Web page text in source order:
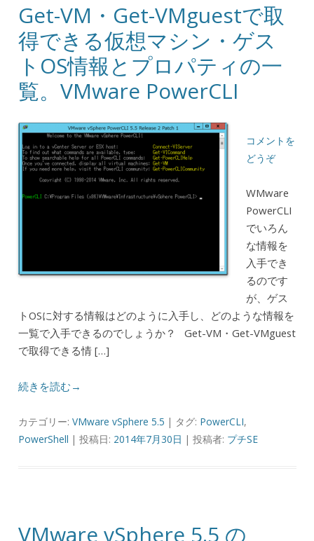
Get-VM・Get-VMguestで取
得できる仮想マシン・ゲス
トOS情報とプロパティの一
覧。VMware PowerCLI
コメントを
どうぞ
WMware
PowerCLI
でいろん
な情報を
入手でき
るのです
が、ゲス
トOSに対する情報はどのように入手し、どのような情報を
一覧で入手できるのでしょうか？ Get-VM・Get-VMguest
で取得できる情 […]
続きを読む→
カテゴリー: VMware vSphere 5.5 | タグ: PowerCLI,
PowerShell | 投稿日: 2014年7月30日 | 投稿者: プチSE
VMware vSphere 5.5 の